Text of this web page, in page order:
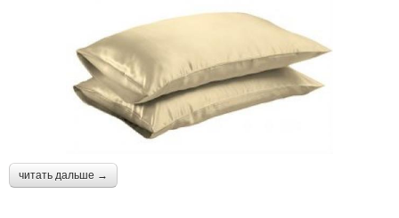
читать дальше →